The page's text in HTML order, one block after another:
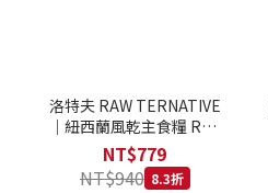
洛特夫 RAW TERNATIVE
｜紐西蘭風乾主食糧 RT3
羊肉 454g｜風乾主食糧 羊
肉 全齡犬 狗飼料
NT$779
NT$940 8.3折